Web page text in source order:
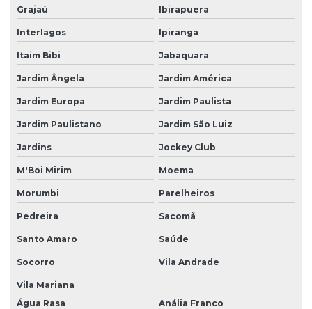
Licenciamento ambiental sc
Licenciamento mineração
Monitoramento ambiental poço artesiano
Monitoramento e operação de eta ete
Monitoramento de poços
Monitoramento de poços artesianos
Monitoramentos ambientais
Operação de ete
Outorga licenciamento ambiental
Parcelamento de solo loteamento
Grajaú Ibirapuera
Interlagos Ipiranga
Itaim Bibi Jabaquara
Jardim Ângela Jardim América
Jardim Europa Jardim Paulista
Jardim Paulistano Jardim São Luiz
Jardins Jockey Club
M'Boi Mirim Moema
Morumbi Parelheiros
Pedreira Sacomã
Santo Amaro Saúde
Socorro Vila Andrade
Vila Mariana
Água Rasa
Anália Franco